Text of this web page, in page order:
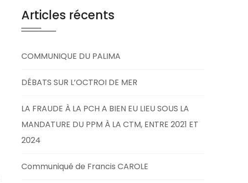
Articles récents
COMMUNIQUE DU PALIMA
DÉBATS SUR L’OCTROI DE MER
LA FRAUDE À LA PCH A BIEN EU LIEU SOUS LA
MANDATURE DU PPM À LA CTM, ENTRE 2021 ET
2024
Communiqué de Francis CAROLE